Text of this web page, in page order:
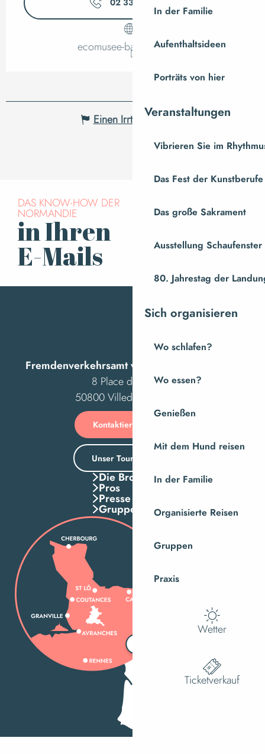
In der Familie
Aufenthaltsideen
Porträts von hier
Veranstaltungen
Vibrieren Sie im
Das Fest der Kunstberufe
Das große Sakrament
Ausstellung
80. Jahrestag der
Sich organisieren
Wo schlafen?
Wo essen?
Genießen
Mit dem Hund reisen
In der Familie
Organisierte Reisen
Gruppen
Praxis
Wetter
Ticketverkauf
02 33 89 06
ecomusee-baie.manche.fr
Einen Irrtum angeben
DAS KNOW-HOW DER
NORMANDIE
in Ihren
E-Mails
Fremdenverkehrsamt von Villedieu Intercom
8 Place des Costils
50800 Villedieu-les-Poêles
Kontaktieren Sie uns
Unser Tourismusbüro
Die Broschuren
Pros
Presse
Gruppen